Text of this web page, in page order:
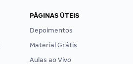
PÁGINAS ÚTEIS
Depoimentos
Material Grátis
Aulas ao Vivo